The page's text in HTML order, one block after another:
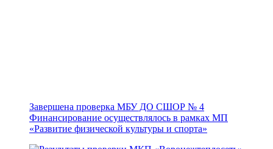
Завершена проверка МБУ ДО СШОР № 4
Финансирование осуществлялось в рамках МП
«Развитие физической культуры и спорта»